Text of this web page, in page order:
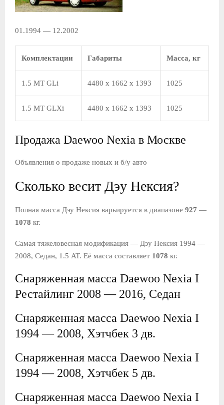
01.1994 — 12.2002
Комплектации Габариты Масса, кг
1.5 MT GLi 4480 x 1662 x 1393 1025
1.5 MT GLXi 4480 x 1662 x 1393 1025
Продажа Daewoo Nexia в Москве
Объявления о продаже новых и б/у авто
Сколько весит Дэу Нексия?
Полная масса Дэу Нексия варьируется в диапазоне 927 —
1078 кг.
Самая тяжеловесная модификация — Дэу Нексия 1994 —
2008, Седан, 1.5 AT. Её масса составляет 1078 кг.
Снаряженная масса Daewoo Nexia I
Рестайлинг 2008 — 2016, Седан
Снаряженная масса Daewoo Nexia I
1994 — 2008, Хэтчбек 3 дв.
Снаряженная масса Daewoo Nexia I
1994 — 2008, Хэтчбек 5 дв.
Снаряженная масса Daewoo Nexia I